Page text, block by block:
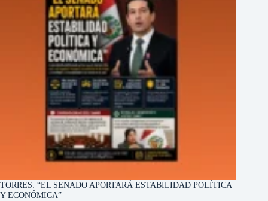
TORRES: “EL SENADO APORTARÁ ESTABILIDAD POLÍTICA
Y ECONÓMICA”